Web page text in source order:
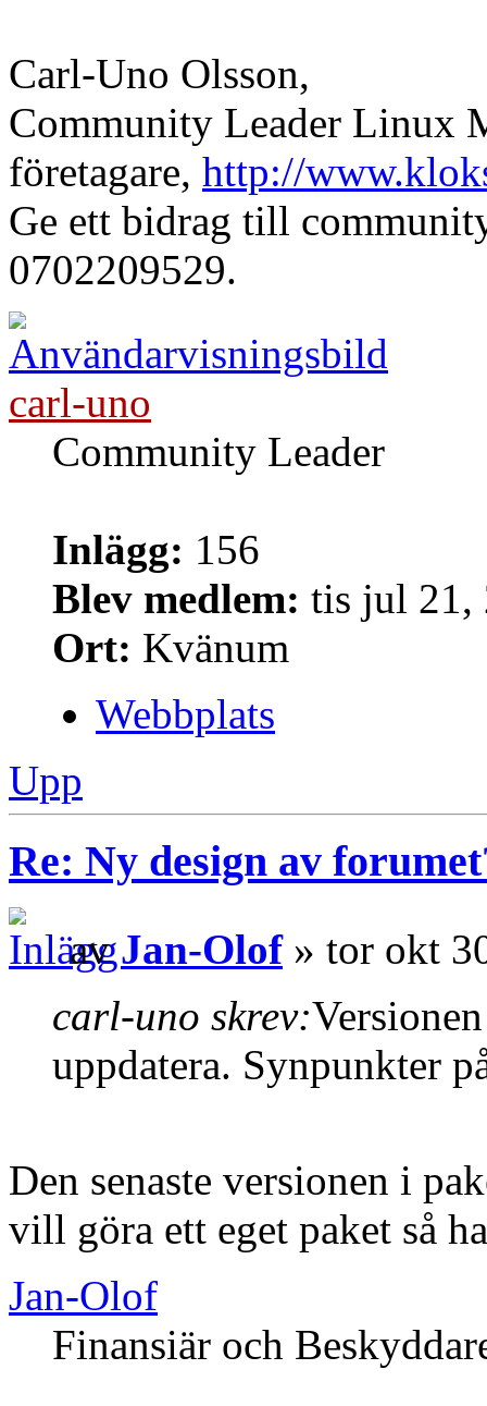
Carl-Uno Olsson,
Community Leader Linux
företagare, http://
Ge ett bidrag till
0702209529.
carl-uno
Community Leader
Inlägg: 156
Blev medlem: tis jul 21,
Ort: Kvänum
Webbplats
Upp
Re: Ny design av
avJan-Olof» tor okt
carl-uno skrev:
uppdatera. Synpunkter
Den senaste versionen i
vill göra ett eget paket så
Jan-Olof
Finansiär och